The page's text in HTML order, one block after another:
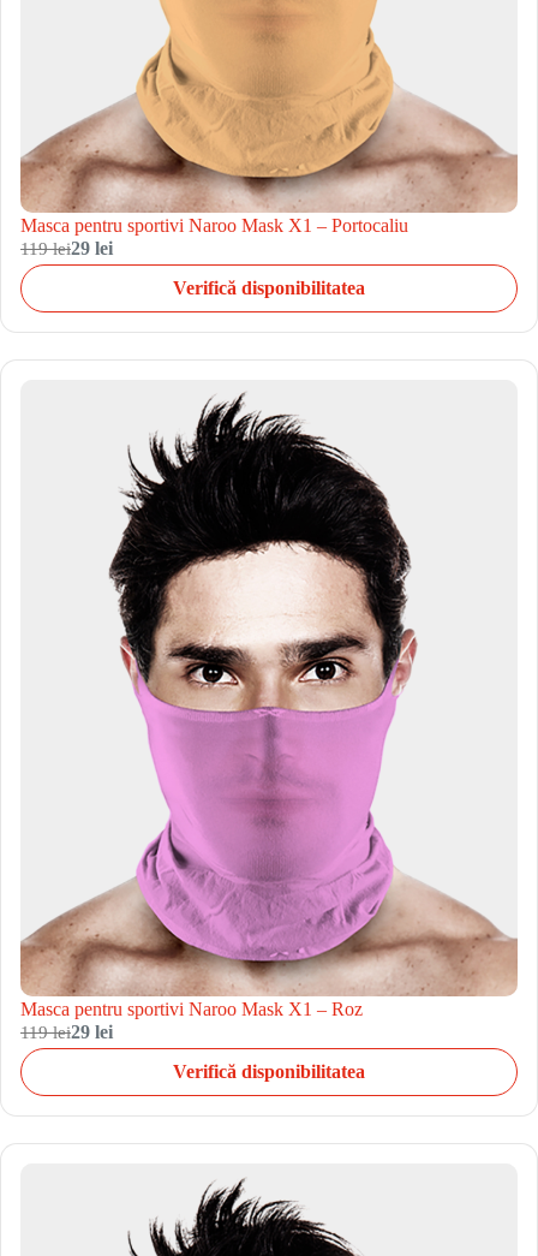
Masca pentru sportivi Naroo Mask X1 – Portocaliu
119 lei29 lei
Verifică disponibilitatea
Masca pentru sportivi Naroo Mask X1 – Roz
119 lei29 lei
Verifică disponibilitatea